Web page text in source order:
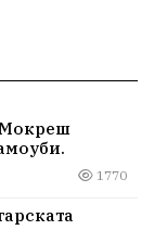
Мокреш
1770